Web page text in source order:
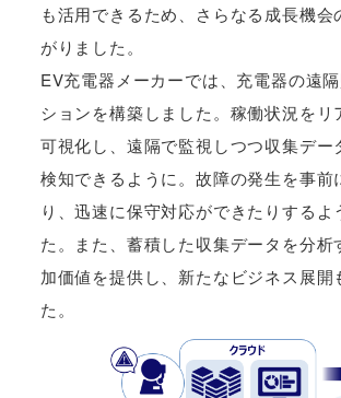
も活用できるため、さらなる成長機会
がりました。
EV充電器メーカーでは、充電器の遠
ションを構築しました。稼働状況をリ
可視化し、遠隔で監視しつつ収集デー
検知できるように。故障の発生を事前
り、迅速に保守対応ができたりするよ
た。また、蓄積した収集データを分析
加価値を提供し、新たなビジネス展開
た。